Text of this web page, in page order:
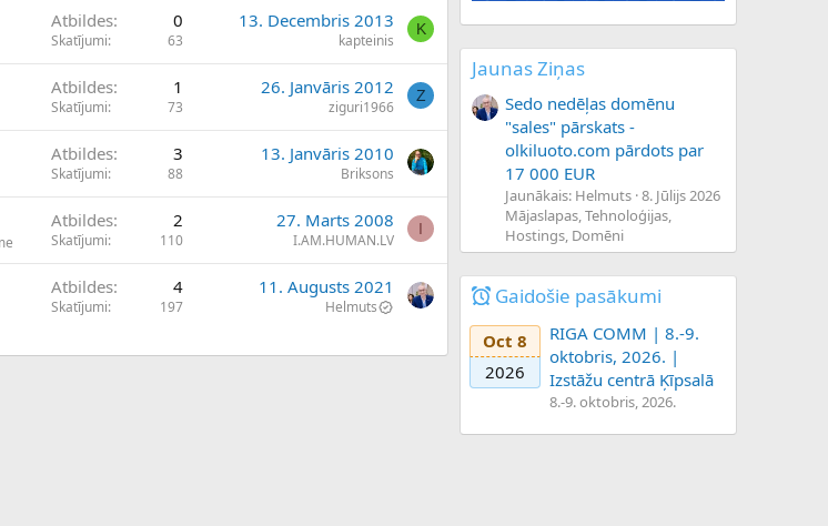
Atbildes 0
Skatījumi 63
13. Decembris 2013
kapteinis
K
Atbildes 1
Skatījumi 73
26. Janvāris 2012
ziguri1966
Z
Atbildes 3
Skatījumi 88
13. Janvāris 2010
Briksons
Atbildes 2
Skatījumi 110
27. Marts 2008
I.AM.HUMAN.LV
I
Atbildes 4
Skatījumi 197
11. Augusts 2021
Helmuts
Jaunas Ziņas
Sedo nedēļas domēnu
"sales" pārskats -
olkiluoto.com pārdots par
17 000 EUR
Jaunākais: Helmuts 8. Jūlijs 2026
Mājaslapas, Tehnoloģijas,
Hostings, Domēni
Gaidošie pasākumi
Oct 8
2026
RIGA COMM | 8.-9.
oktobris, 2026. |
Izstāžu centrā Ķīpsalā
8.-9. oktobris, 2026.